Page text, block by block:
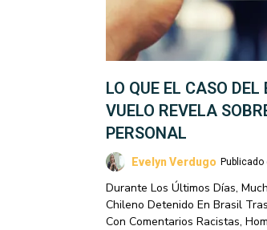
LO QUE EL CASO
VUELO REVELA
PERSONAL
Evelyn Verdugo
Durante Los Últimos Días,
Chileno Detenido En Brasil
Con Comentarios Racistas,